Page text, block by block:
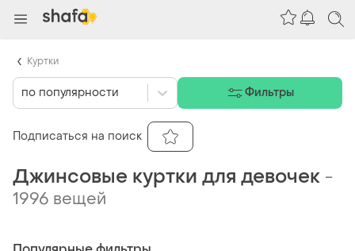
Джинсовые куртки для девочек -
1996 вещей
по популярности Фильтры
Подписаться на поиск
Куртки